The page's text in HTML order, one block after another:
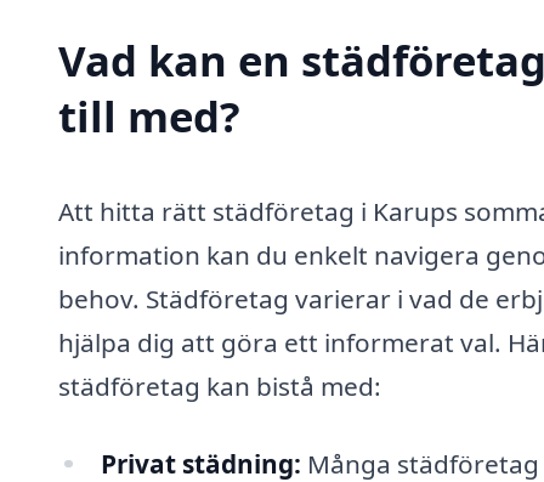
Vad kan en
till med?
Att hitta rätt städföretag i Karups
information kan du enkelt navigera
behov. Städföretag varierar i vad de
hjälpa dig att göra ett informerat val.
städföretag kan bistå med:
Privat städning: Många